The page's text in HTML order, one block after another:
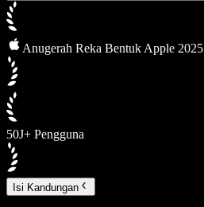
Anugerah Reka Bentuk Apple 2025
50J+ Pengguna
Isi Kandungan